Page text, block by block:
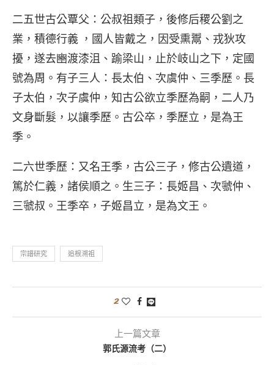
二五世古公覃父 ：公叔祖類子，後修后稷公劉之
業，積德行義 ，國人皆戴之，因受熏鬻、戎狄攻
擾，遂去豳渡漆沮、踰梁山，止於岐山之下，定國
號為周。有子三人：長太伯、次虞仲、三季歷。長
子太伯，次子虞仲，知古公欲立季歷為嗣，二人乃
文身斷髮，以讓季歷。古公卒，季歷立，是為王
季。
二六世季歷 ：又名王季，古公三子，修古公遺道，
篤於仁義，諸侯順之。生三子：長姬昌、次虢仲、
三虢叔。王季卒，子姬昌立，是為文王。
宗譜研究 追根溯祖
2
上一篇文章
郭氏源流考（二）